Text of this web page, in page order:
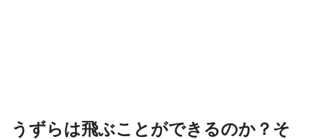
うずらは飛ぶことができるのか？そ